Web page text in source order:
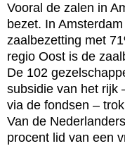
Vooral de zalen in
bezet. In
zaalbezetting met
regio Oost is de
De 102
subsidie van het rijk
via de fondsen –
Van de
procent lid van een